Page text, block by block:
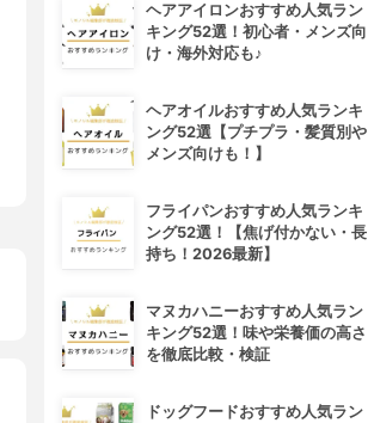
ヘアアイロンおすすめ人気ラン
キング52選！初心者・メンズ向
け・海外対応も♪
ヘアオイルおすすめ人気ランキ
ング52選【プチプラ・髪質別や
メンズ向けも！】
フライパンおすすめ人気ランキ
ング52選！【焦げ付かない・長
持ち！2026最新】
マヌカハニーおすすめ人気ラン
キング52選！味や栄養価の高さ
を徹底比較・検証
ドッグフードおすすめ人気ラン